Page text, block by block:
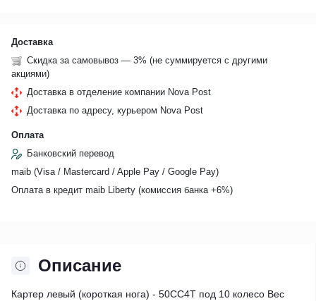
Доставка
Скидка за самовывоз — 3% (не суммируется с другими
акциями)
Доставка в отделение компании Nova Post
Доставка по адресу, курьером Nova Post
Оплата
Банковский перевод
maib (Visa / Mastercard / Apple Pay / Google Pay)
Оплата в кредит maib Liberty (комиссия банкa +6%)
Описание
Картер левый (короткая нога) - 50CC4T под 10 колесо Вес